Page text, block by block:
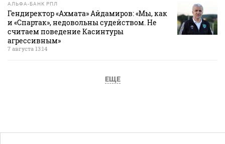
АЛЬФА-БАНК РПЛ
Гендиректор «Ахмата» Айдамиров: «Мы, как
и «Спартак», недовольны судейством. Не
считаем поведение Касинтуры
агрессивным»
7 августа 13:14
ЕЩЕ